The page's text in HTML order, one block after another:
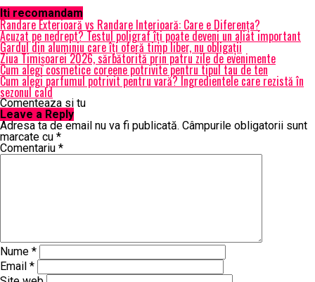
Iti recomandam
Randare Exterioară vs Randare Interioară: Care e Diferența?
Acuzat pe nedrept? Testul poligraf îţi poate deveni un aliat important
Gardul din aluminiu care îți oferă timp liber, nu obligații
Ziua Timișoarei 2026, sărbătorită prin patru zile de evenimente
Cum alegi cosmetice coreene potrivite pentru tipul tau de ten
Cum alegi parfumul potrivit pentru vară? Ingredientele care rezistă în
sezonul cald
Comenteaza si tu
Leave a Reply
Adresa ta de email nu va fi publicată. Câmpurile obligatorii sunt
marcate cu *
Comentariu *
Nume *
Email *